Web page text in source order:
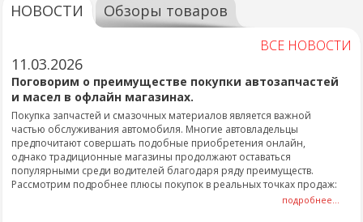
НОВОСТИ Обзоры товаров
ВСЕ НОВОСТИ
11.03.2026
Поговорим о преимуществе покупки автозапчастей
и масел в офлайн магазинах.
Покупка запчастей и смазочных материалов является важной
частью обслуживания автомобиля. Многие автовладельцы
предпочитают совершать подобные приобретения онлайн,
однако традиционные магазины продолжают оставаться
популярными среди водителей благодаря ряду преимуществ.
Рассмотрим подробнее плюсы покупок в реальных точках продаж:
подробнее...